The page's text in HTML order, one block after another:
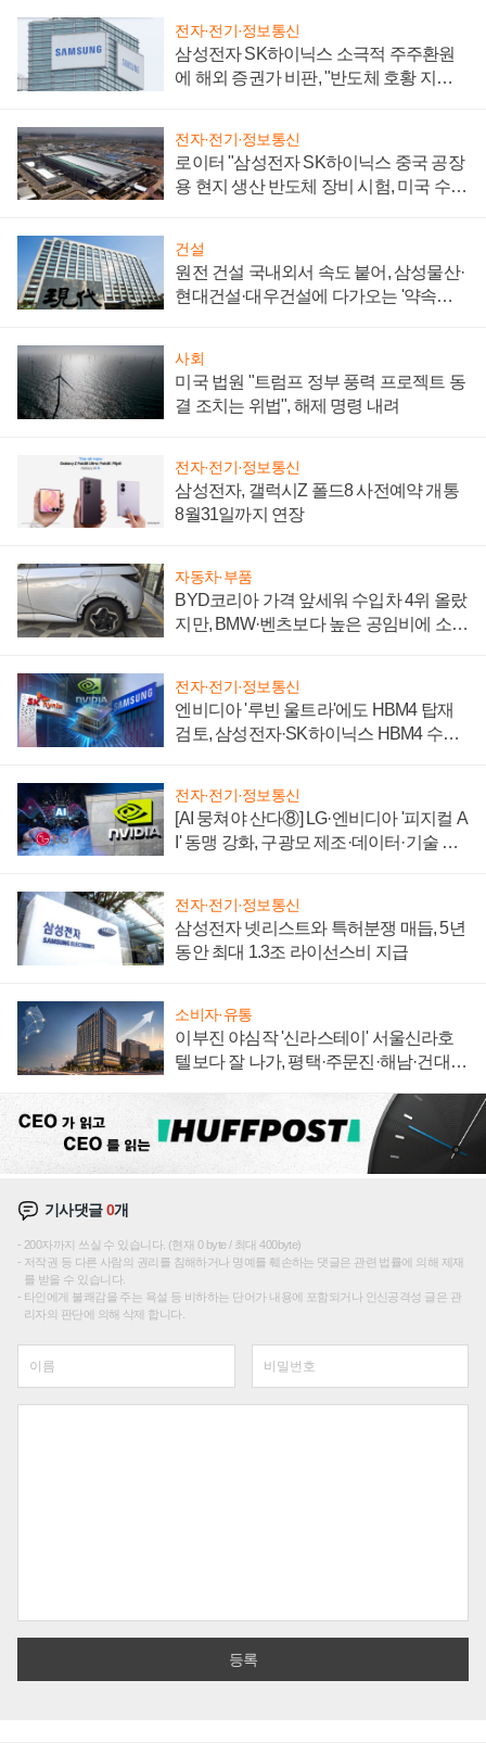
전자·전기·정보통신
삼성전자 SK하이닉스 소극적 주주환원
에 해외 증권가 비판, "반도체 호황 지속
전자·전기·정보통신
로이터 "삼성전자 SK하이닉스 중국 공장
용 현지 생산 반도체 장비 시험, 미국 수출
건설
원전 건설 국내외서 속도 붙어, 삼성물산·
현대건설·대우건설에 다가오는 '약속의
사회
미국 법원 "트럼프 정부 풍력 프로젝트 동
결 조치는 위법", 해제 명령 내려
전자·전기·정보통신
삼성전자, 갤럭시Z 폴드8 사전예약 개통
8월31일까지 연장
자동차·부품
BYD코리아 가격 앞세워 수입차 4위 올랐
지만, BMW·벤츠보다 높은 공임비에 소비
전자·전기·정보통신
엔비디아 '루빈 울트라'에도 HBM4 탑재
검토, 삼성전자·SK하이닉스 HBM4 수율
전자·전기·정보통신
[AI 뭉쳐야 산다⑧] LG·엔비디아 '피지컬 A
I' 동맹 강화, 구광모 제조·데이터·기술 결
전자·전기·정보통신
삼성전자 넷리스트와 특허분쟁 매듭, 5년
동안 최대 1.3조 라이선스비 지급
소비자·유통
이부진 야심작 '신라스테이' 서울신라호
텔보다 잘 나가, 평택·주문진·해남·건대로
기사댓글0개
200자까지 쓰실 수 있습니다. (현재 0 byte / 최대 400byte)
저작권 등 다른 사람의 권리를 침해하거나 명예를 훼손하는 댓글은 관련 법률에 의해 제재
를 받을 수 있습니다.
타인에게 불쾌감을 주는 욕설 등 비하하는 단어가 내용에 포함되거나 인신공격성 글은 관
리자의 판단에 의해 삭제 합니다.